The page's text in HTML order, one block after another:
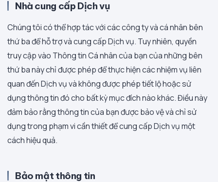
Nhà cung cấp Dịch vụ
Chúng tôi có thể hợp tác với các công ty và cá nhân bên
thứ ba để hỗ trợ và cung cấp Dịch vụ. Tuy nhiên, quyền
truy cập vào Thông tin Cá nhân của bạn của những bên
thứ ba này chỉ được phép để thực hiện các nhiệm vụ liên
quan đến Dịch vụ và không được phép tiết lộ hoặc sử
dụng thông tin đó cho bất kỳ mục đích nào khác. Điều này
đảm bảo rằng thông tin của bạn được bảo vệ và chỉ sử
dụng trong phạm vi cần thiết để cung cấp Dịch vụ một
cách hiệu quả.
Bảo mật thông tin